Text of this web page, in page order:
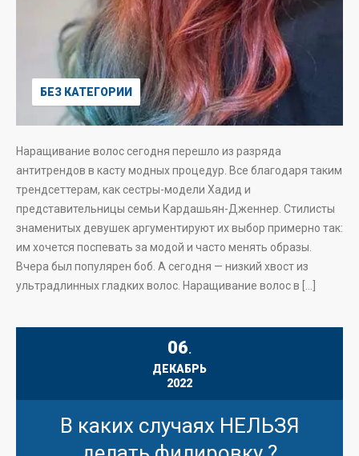
БЕЗ КАТЕГОРИИ
Наращивание волос сегодня перешло из разряда
антитрендов в касту модных процедур. Все благодаря таким
трендсеттерам, как сестры-модели Хадид и
представительницы семьи Кардашьян-Дженнер. Стилисты
знаменитых девушек аргументируют их выбор примерно так:
им хочется поспевать за модой и часто менять образы.
Вчера был популярен боб. А сегодня — низкий хвост из
ультрадлинных гладких волос. Наращивание волос в […]
06.
ДЕКАБРЬ
2022
В каких случаях НЕЛЬЗЯ